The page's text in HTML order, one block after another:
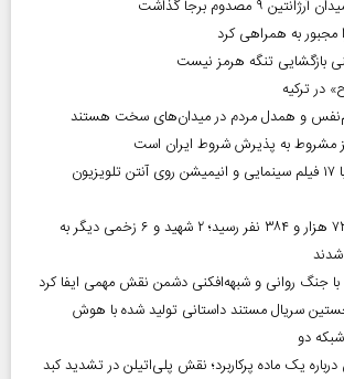
۹ مصدوم برجا گذاشت
مجبور به همراهی کرد
بازگشایی تنگه هرمز نیست
در ترکیه
هم‌نفس و همدل مردم در میدان‌های سخت هستند
مشروط به پذیرش شروط ایران است
آمار شهدای غزه به ۷۳ هزار و ۳۸۴ نفر رسید؛ ۲ شهید و ۶ زخمی دیگر به
شدند
با جنگ روانی و شبهه‌افکنی دشمن نقش مهمی ایفا کرد
سریال مستند داستانی تولید شده با هوش
دو
یک ماده پرکاربرد؛ نقش پلی‌اتیلن در تشدید کبد